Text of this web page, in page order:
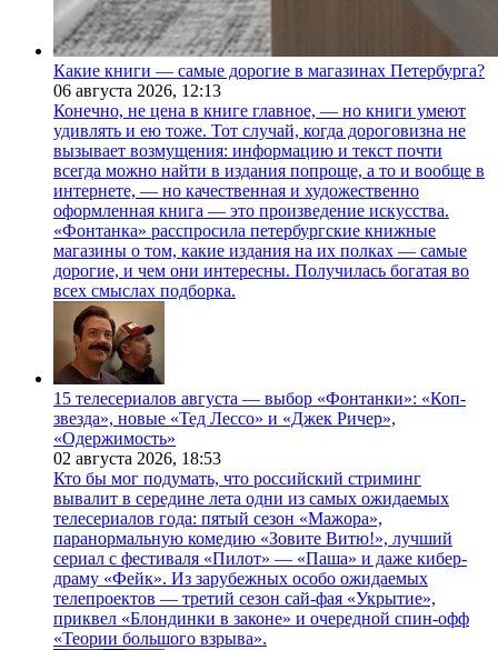
Какие книги — самые дорогие в магазинах Петербурга?
06 августа 2026, 12:13
Конечно, не цена в книге главное, — но книги умеют
удивлять и ею тоже. Тот случай, когда дороговизна не
вызывает возмущения: информацию и текст почти
всегда можно найти в издания попроще, а то и вообще в
интернете, — но качественная и художественно
оформленная книга — это произведение искусства.
«Фонтанка» расспросила петербургские книжные
магазины о том, какие издания на их полках — самые
дорогие, и чем они интересны. Получилась богатая во
всех смыслах подборка.
15 телесериалов августа — выбор «Фонтанки»: «Коп-
звезда», новые «Тед Лессо» и «Джек Ричер»,
«Одержимость»
02 августа 2026, 18:53
Кто бы мог подумать, что российский стриминг
вывалит в середине лета одни из самых ожидаемых
телесериалов года: пятый сезон «Мажора»,
паранормальную комедию «Зовите Витю!», лучший
сериал с фестиваля «Пилот» — «Паша» и даже кибер-
драму «Фейк». Из зарубежных особо ожидаемых
телепроектов — третий сезон сай-фая «Укрытие»,
приквел «Блондинки в законе» и очередной спин-офф
«Теории большого взрыва».